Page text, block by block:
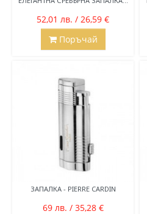
52,01 лв. / 26,59 €
Поръчай
ЗАПАЛКА - PIERRE CARDIN
69 лв. / 35,28 €